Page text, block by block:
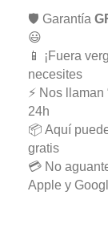
🛡️ Garantía
😃
📱 ¡Fuera
necesites
⚡ Nos
24h
📦 Aquí
gratis
💳 No
Apple y